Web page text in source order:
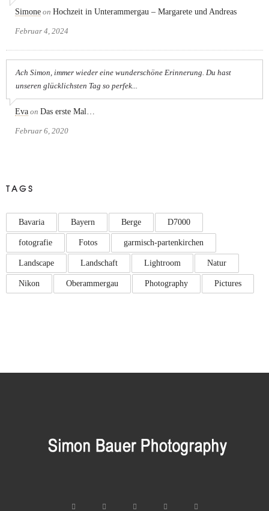
Simone on Hochzeit in Unterammergau – Margarete und Andreas
Februar 4, 2024
Ach Simon, immer wieder eine wunderschöne Erinnerung. Du hast
unseren glücklichsten Tag so perfek...
Eva on Das erste Mal…
Februar 6, 2020
TAGS
Bavaria Bayern Berge D7000
fotografie Fotos garmisch-partenkirchen
Landscape Landschaft Lightroom Natur
Nikon Oberammergau Photography Pictures